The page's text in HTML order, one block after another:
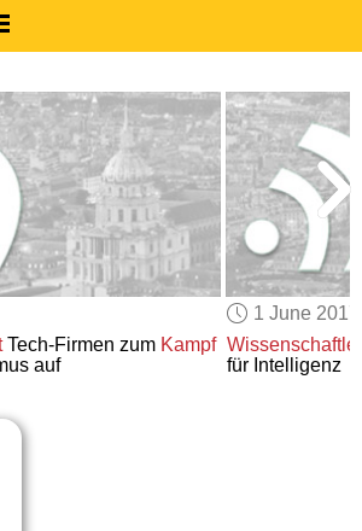
SUBSCRIBE
EDUCATIONAL LICENSES
GIFT CARDS
OTHER LANGUAGES
ABOUT US
ALEXA
ADJUST COLORS
Tech-Firmen zum Kampf
auf
1 June 2017
für Intelligenz